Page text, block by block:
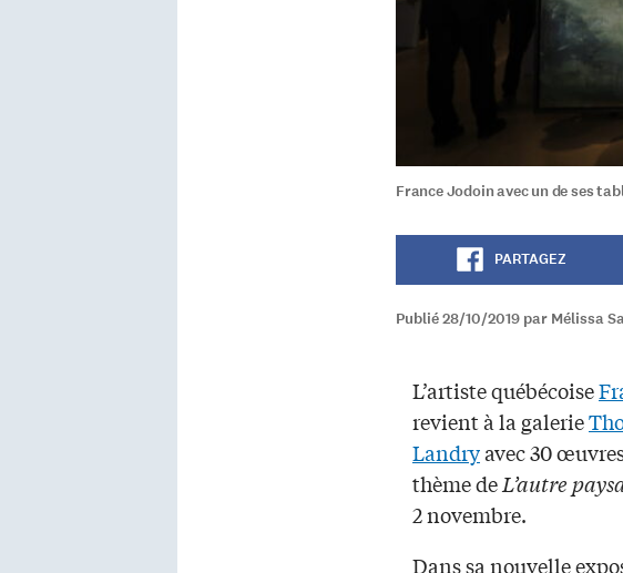
France Jodoin avec un de ses
PARTAGEZ
Publié 28/10/2019 par Mélissa
L’artiste québécoise
revient à la galerie
Landryavec 30
thème deL’autre
2 novembre.
Dans sa nouvelle